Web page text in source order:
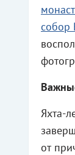
собор
Яхта-
от